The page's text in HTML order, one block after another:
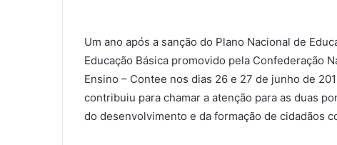
Um ano após a sanção do Plano Nacional de
Educação Básica promovido pela Confederação
Ensino – Contee nos dias 26 e 27 de junho de
contribuiu para chamar a atenção para as duas
do desenvolvimento e da formação de cidadãos